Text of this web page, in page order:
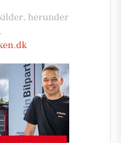
herunder